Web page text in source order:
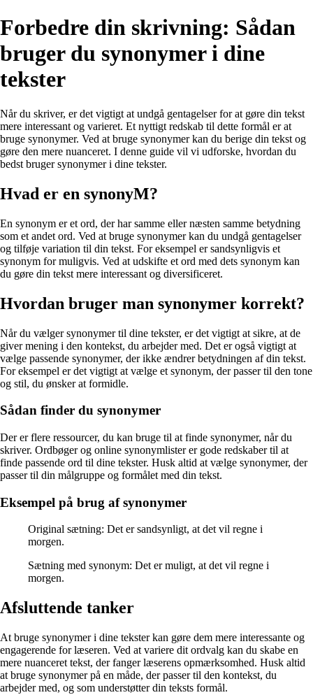
Forbedre din skrivning: Sådan
bruger du synonymer i dine
tekster
Når du skriver, er det vigtigt at undgå gentagelser for at gøre din tekst
mere interessant og varieret. Et nyttigt redskab til dette formål er at
bruge synonymer. Ved at bruge synonymer kan du berige din tekst og
gøre den mere nuanceret. I denne guide vil vi udforske, hvordan du
bedst bruger synonymer i dine tekster.
Hvad er en synonyM?
En synonym er et ord, der har samme eller næsten samme betydning
som et andet ord. Ved at bruge synonymer kan du undgå gentagelser
og tilføje variation til din tekst. For eksempel er sandsynligvis et
synonym for muligvis. Ved at udskifte et ord med dets synonym kan
du gøre din tekst mere interessant og diversificeret.
Hvordan bruger man synonymer korrekt?
Når du vælger synonymer til dine tekster, er det vigtigt at sikre, at de
giver mening i den kontekst, du arbejder med. Det er også vigtigt at
vælge passende synonymer, der ikke ændrer betydningen af din tekst.
For eksempel er det vigtigt at vælge et synonym, der passer til den tone
og stil, du ønsker at formidle.
Sådan finder du synonymer
Der er flere ressourcer, du kan bruge til at finde synonymer, når du
skriver. Ordbøger og online synonymlister er gode redskaber til at
finde passende ord til dine tekster. Husk altid at vælge synonymer, der
passer til din målgruppe og formålet med din tekst.
Eksempel på brug af synonymer
Original sætning: Det er sandsynligt, at det vil regne i
morgen.
Sætning med synonym: Det er muligt, at det vil regne i
morgen.
Afsluttende tanker
At bruge synonymer i dine tekster kan gøre dem mere interessante og
engagerende for læseren. Ved at variere dit ordvalg kan du skabe en
mere nuanceret tekst, der fanger læserens opmærksomhed. Husk altid
at bruge synonymer på en måde, der passer til den kontekst, du
arbejder med, og som understøtter din teksts formål.